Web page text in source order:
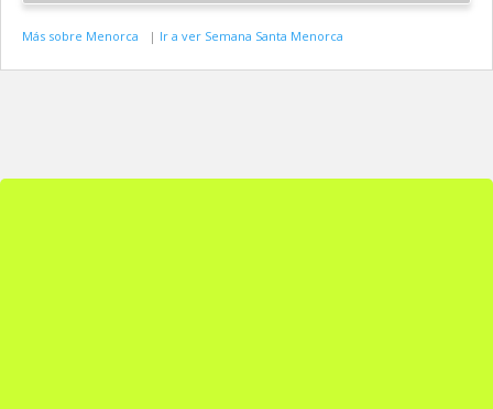
Más sobre Menorca | Ir a ver Semana Santa Menorca